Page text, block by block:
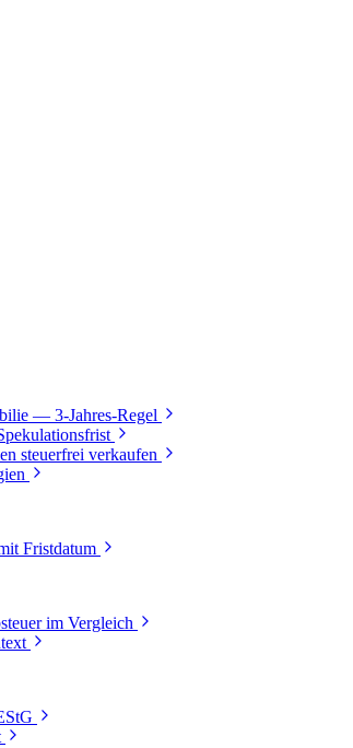
— 3-Jahres-Regel
steuerfrei verkaufen
Fristdatum
im Vergleich